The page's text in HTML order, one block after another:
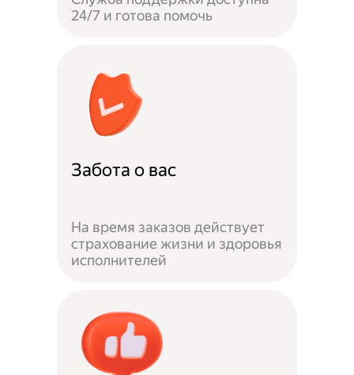
24/7 и готова помочь
Забота о вас
На время заказов действует
страхование жизни и здоровья
исполнителей